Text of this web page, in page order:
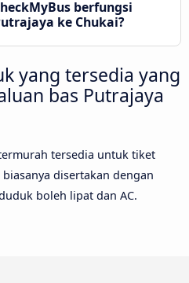
berfungsi
ke Chukai?
yang tersedia yang
bas Putrajaya
tersedia untuk tiket
biasanya disertakan dengan
boleh lipat dan AC.